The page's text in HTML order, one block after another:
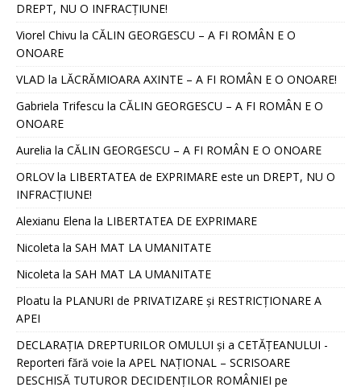
DREPT, NU O INFRACȚIUNE!
Viorel Chivu la CĂLIN GEORGESCU – A FI ROMÂN E O
ONOARE
VLAD la LĂCRĂMIOARA AXINTE – A FI ROMÂN E O ONOARE!
Gabriela Trifescu la CĂLIN GEORGESCU – A FI ROMÂN E O
ONOARE
Aurelia la CĂLIN GEORGESCU – A FI ROMÂN E O ONOARE
ORLOVla LIBERTATEA de EXPRIMARE este un DREPT, NU O
INFRACȚIUNE!
Alexianu Elena la LIBERTATEA DE EXPRIMARE
Nicoleta la SAH MAT LA UMANITATE
Nicoleta la SAH MAT LA UMANITATE
Ploatu la PLANURI de PRIVATIZARE și RESTRICȚIONARE A
APEI
DECLARAȚIA DREPTURILOR OMULUI și a CETĂȚEANULUI -
Reporteri fără voie la APEL NAȚIONAL – SCRISOARE
DESCHISĂ TUTUROR DECIDENȚILOR ROMÂNIEI pe